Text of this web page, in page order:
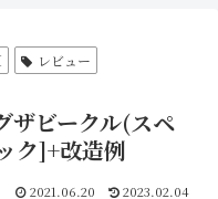
レビュー
ザビークル(スペ
ク]+改造例
2021.06.20 2023.02.04